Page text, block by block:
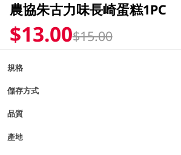
農協朱古力味長崎蛋糕1PC
$13.00$15.00
規格
儲存方式
品質
產地